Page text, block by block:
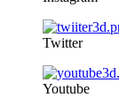
Twitter
Youtube